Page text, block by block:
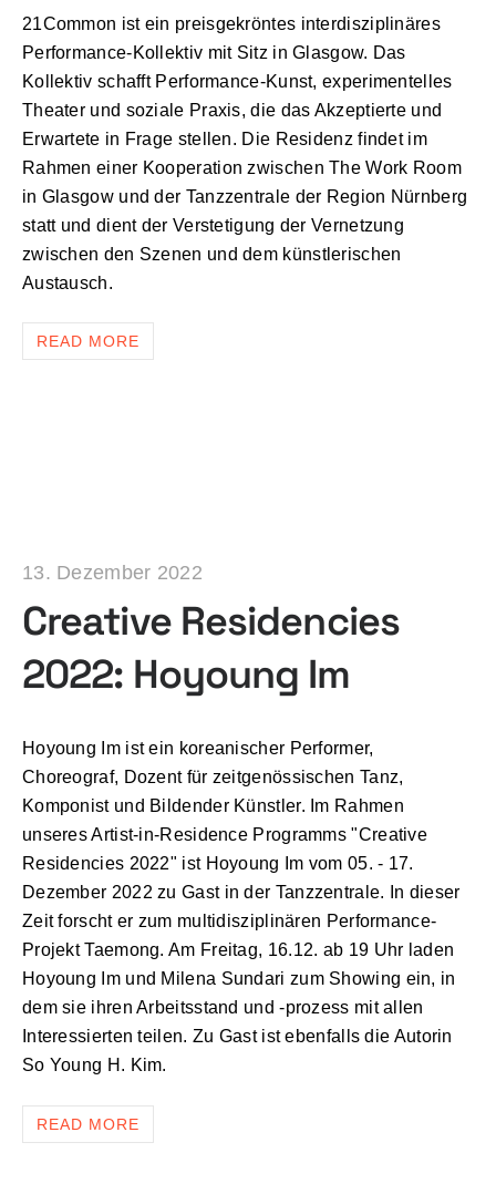
21Common ist ein preisgekröntes interdisziplinäres
Performance-Kollektiv mit Sitz in Glasgow. Das
Kollektiv schafft Performance-Kunst, experimentelles
Theater und soziale Praxis, die das Akzeptierte und
Erwartete in Frage stellen. Die Residenz findet im
Rahmen einer Kooperation zwischen The Work Room
in Glasgow und der Tanzzentrale der Region Nürnberg
statt und dient der Verstetigung der Vernetzung
zwischen den Szenen und dem künstlerischen
Austausch.
READ MORE
13. Dezember 2022
Creative Residencies
2022: Hoyoung Im
Hoyoung Im ist ein koreanischer Performer,
Choreograf, Dozent für zeitgenössischen Tanz,
Komponist und Bildender Künstler. Im Rahmen
unseres Artist-in-Residence Programms "Creative
Residencies 2022" ist Hoyoung Im vom 05. - 17.
Dezember 2022 zu Gast in der Tanzzentrale. In dieser
Zeit forscht er zum multidisziplinären Performance-
Projekt Taemong. Am Freitag, 16.12. ab 19 Uhr laden
Hoyoung Im und Milena Sundari zum Showing ein, in
dem sie ihren Arbeitsstand und -prozess mit allen
Interessierten teilen. Zu Gast ist ebenfalls die Autorin
So Young H. Kim.
READ MORE